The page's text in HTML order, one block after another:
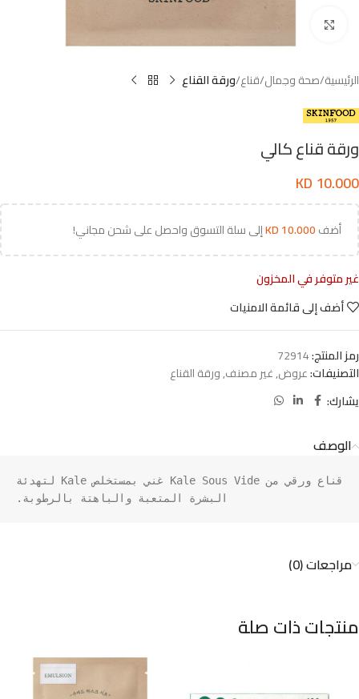
الرئيسية صحة وجمال قناع ورقة القناع
ورقة قناع كالي
KD 10.000
أضف KD10.000 إلى سلة التسوق واحصل على شحن مجاني!
غير متوفر في المخزون
أضف إلى قائمة الامنيات
رمز المنتج:72914
التصنيفات:عروض,غير مصنف,ورقة القناع
يشارك:
الوصف
البشرة المتعبة والباهتة بالرطوبة.
مراجعات (0)
منتجات ذات صلة